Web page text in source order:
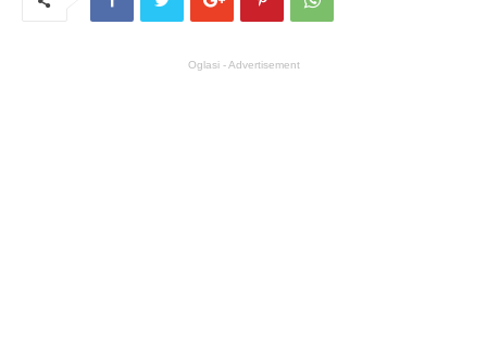
Oglasi - Advertisement